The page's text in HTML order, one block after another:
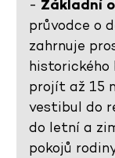
- Základní
průvodce o
zahrnuje
historického
projít až 15
vestibul do
do letní a
pokojů